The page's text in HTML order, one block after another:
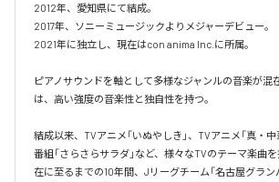
2012年、愛知県にて結成。
2017年、ソニーミュージックよりメジャーデビュー。
2021年に独立し、現在はcon anima Inc.に所属。
ピアノサウンドを軸として多様なジャンルの音楽が混
は、高い強度の音楽性と独自性を持つ。
結成以来、TVアニメ「いぬやしき」、TVアニメ「真・
番組「さらさらサラダ」など、様々なTVのテーマ楽曲
在に至るまでの10年間、Jリーグチーム「名古屋グラン